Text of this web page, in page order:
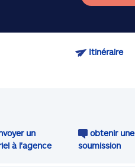
Itinéraire
un
à l'agence
obtenir une
soumission